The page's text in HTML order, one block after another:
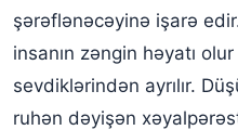
Yuxuda yol getmək psixoloji
Yol yuxu yozmaları
şərəflənəcəyinə işarə
insanın zəngin həyatı
sevdiklərindən ayrılır.
ruhən dəyişən